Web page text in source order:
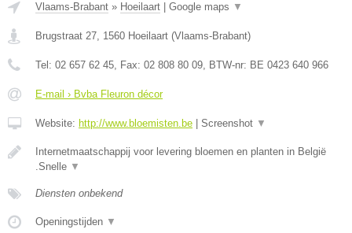
Vlaams-Brabant » Hoeilaart Google maps ▼
Brugstraat 27, 1560 Hoeilaart (Vlaams-Brabant)
Tel: 02 657 62 45, Fax: 02 808 80 09, BTW-nr: BE 0423 640 966
E-mail › Bvba Fleuron décor
Website: http://www.bloemisten.be Screenshot ▼
Internetmaatschappij voor levering bloemen en planten in België
.Snelle ▼
Diensten onbekend
Openingstijden ▼